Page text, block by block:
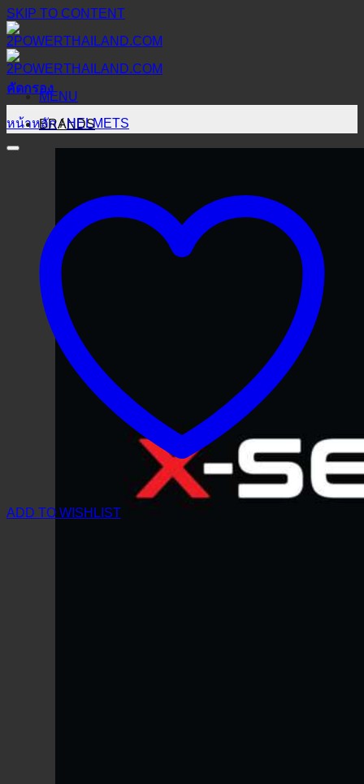
SKIP TO CONTENT
MENU
BRANDS
คัดกรอง
หน้าหลัก / HELMETS
ADD TO WISHLIST